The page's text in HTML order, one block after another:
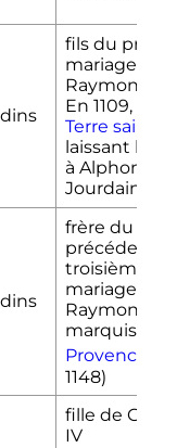
fils du
mariage de
Raymond
En 1109, il
Terre sainte
laissant le
à Alphonse
Jourdain
frère du
précédent,
troisième
mariage de
Raymond
marquis
Provence
1148)
fille de
IV